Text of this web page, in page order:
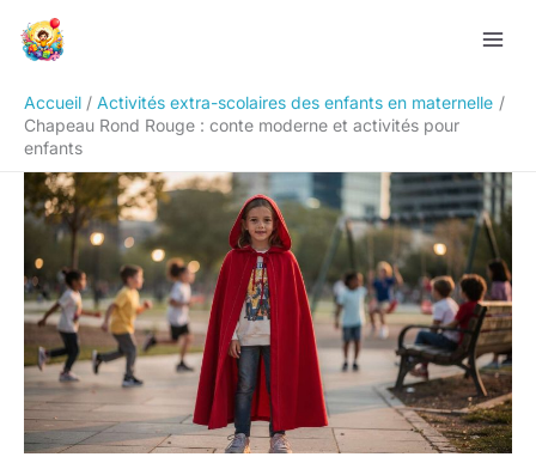
Accueil
Activités extra-scolaires des enfants en maternelle
Chapeau Rond Rouge : conte moderne et activités pour
enfants
Rechercher